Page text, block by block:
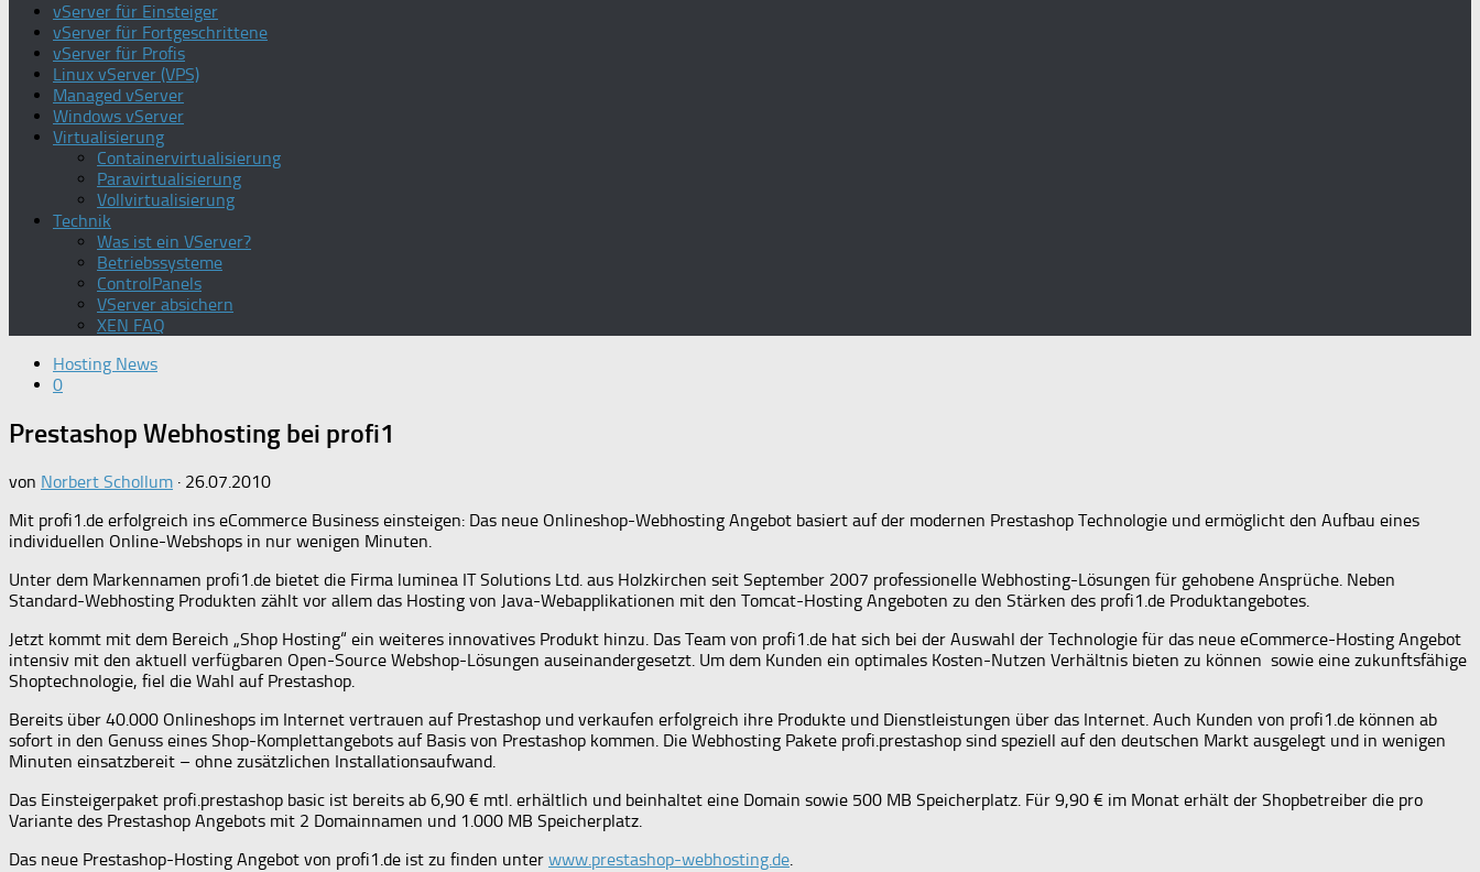
vServer für Einsteiger
vServer für Fortgeschrittene
vServer für Profis
Linux vServer (VPS)
Managed vServer
Windows vServer
Virtualisierung
Containervirtualisierung
Paravirtualisierung
Vollvirtualisierung
Technik
Was ist ein VServer?
Betriebssysteme
ControlPanels
VServer absichern
XEN FAQ
Hosting News
0
Prestashop Webhosting bei profi1
von Norbert Schollum · 26.07.2010
Mit profi1.de erfolgreich ins eCommerce Business einsteigen: Das neue Onlineshop-Webhosting Angebot basiert auf der modernen Prestashop Technologie und ermöglicht den Aufbau eines
individuellen Online-Webshops in nur wenigen Minuten.
Unter dem Markennamen profi1.de bietet die Firma luminea IT Solutions Ltd. aus Holzkirchen seit September 2007 professionelle Webhosting-Lösungen für gehobene Ansprüche. Neben
Standard-Webhosting Produkten zählt vor allem das Hosting von Java-Webapplikationen mit den Tomcat-Hosting Angeboten zu den Stärken des profi1.de Produktangebotes.
Jetzt kommt mit dem Bereich „Shop Hosting“ ein weiteres innovatives Produkt hinzu. Das Team von profi1.de hat sich bei der Auswahl der Technologie für das neue eCommerce-Hosting Angebot
intensiv mit den aktuell verfügbaren Open-Source Webshop-Lösungen auseinandergesetzt. Um dem Kunden ein optimales Kosten-Nutzen Verhältnis bieten zu können sowie eine zukunftsfähige
Shoptechnologie, fiel die Wahl auf Prestashop.
Bereits über 40.000 Onlineshops im Internet vertrauen auf Prestashop und verkaufen erfolgreich ihre Produkte und Dienstleistungen über das Internet. Auch Kunden von profi1.de können ab
sofort in den Genuss eines Shop-Komplettangebots auf Basis von Prestashop kommen. Die Webhosting Pakete profi.prestashop sind speziell auf den deutschen Markt ausgelegt und in wenigen
Minuten einsatzbereit – ohne zusätzlichen Installationsaufwand.
Das Einsteigerpaket profi.prestashop basic ist bereits ab 6,90 € mtl. erhältlich und beinhaltet eine Domain sowie 500 MB Speicherplatz. Für 9,90 € im Monat erhält der Shopbetreiber die pro
Variante des Prestashop Angebots mit 2 Domainnamen und 1.000 MB Speicherplatz.
Das neue Prestashop-Hosting Angebot von profi1.de ist zu finden unter www.prestashop-webhosting.de.